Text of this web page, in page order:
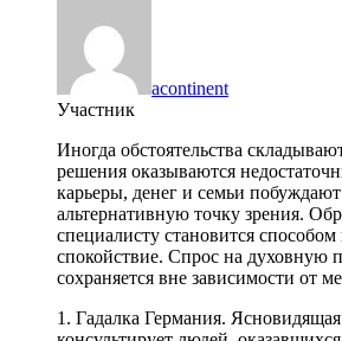
acontinent
Участник
Иногда обстоятельства
решения оказываются
карьеры, денег и семьи
альтернативную точку зрения.
специалисту становится способом
спокойствие. Спрос на духовную
сохраняется вне зависимости от
1. Гадалка Германия.